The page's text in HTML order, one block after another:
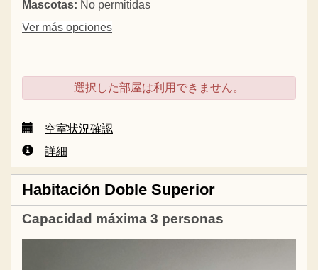
Mascotas: No permitidas
Ver más opciones
選択した部屋は利用できません。
空室状況確認
詳細
Habitación Doble Superior
Capacidad máxima 3 personas